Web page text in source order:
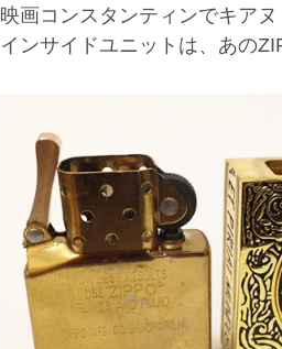
映画コンスタンティンでキア
インサイドユニットは、あの